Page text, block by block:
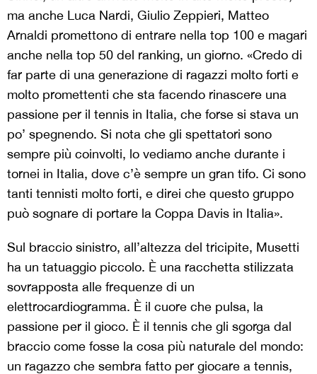
ma anche Luca Nardi, Giulio Zeppieri, Matteo
Arnaldi promettono di entrare nella top 100 e magari
anche nella top 50 del ranking, un giorno. «Credo di
far parte di una generazione di ragazzi molto forti e
molto promettenti che sta facendo rinascere una
passione per il tennis in Italia, che forse si stava un
po’ spegnendo. Si nota che gli spettatori sono
sempre più coinvolti, lo vediamo anche durante i
tornei in Italia, dove c’è sempre un gran tifo. Ci sono
tanti tennisti molto forti, e direi che questo gruppo
può sognare di portare la Coppa Davis in Italia».
Sul braccio sinistro, all’altezza del tricipite, Musetti
ha un tatuaggio piccolo. È una racchetta stilizzata
sovrapposta alle frequenze di un
elettrocardiogramma. È il cuore che pulsa, la
passione per il gioco. È il tennis che gli sgorga dal
braccio come fosse la cosa più naturale del mondo:
un ragazzo che sembra fatto per giocare a tennis,